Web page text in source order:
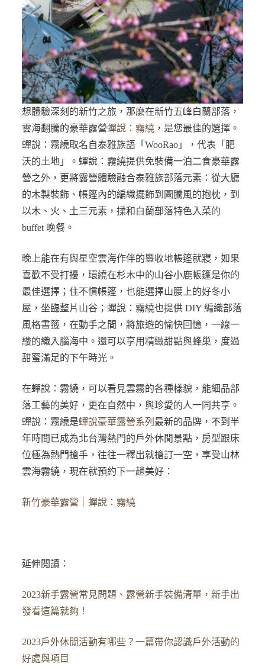
想體驗深刻的新竹之旅，那麼在新竹五峰白蘭部落，
雲海翻騰的豪華露營蟬說：霧繞，是您最佳的選擇。
蟬說：霧繞取名自泰雅族語「WooRao」，代表「肥
沃的土地」。蟬說：霧繞提供免裝備一泊二食豪華露
營之外，更將露營體驗融合泰雅族部落元素：從大廳
的木製裝飾、帳篷內的編織擺飾到圖騰風的抱枕，到
以木、火、土三元素，揉和白蘭部落特色入菜的
buffet 晚餐。
晚上能在有與星空雲海作伴的豐收地帳篷就寢，如果
喜歡不受打擾，環繞在杉木中的山谷小鹿帳篷是你的
最佳選擇；住不慣帳篷，也能選擇山腰上的好冬小
屋，坐臨整片山谷；蟬說：霧繞也提供 DIY 編織部落
風格書籤，在動手之間，將旅遊的愉快回憶，一線一
縷的織入腦海中。還可以享用精緻甜點與蜂巢，度過
甜蜜滿足的下午時光。
在蟬說：霧繞，可以看見雲霧的各種樣貌，能細品部
落工藝的美好，更在自然中，與珍愛的人一同共享。
蟬說：霧繞是蟬說豪華露營系列 最新的品牌，不到半
年時間已成為北台灣熱門的戶外休閒景點，房型跟床
位極為熱門搶手，往往一釋出就搶訂一空，享受山林
雲海霧繞，現在就預約下一趟美好：
新竹豪華露營｜蟬說：霧繞
延伸閱讀：
2023新手露營常見問題、露營新手裝備清單，新手出
發看這篇就夠！
2023戶外休閒活動有哪些？一篇帶你認識戶外活動的
好處與項目